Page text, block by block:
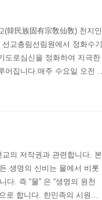
(韓民族固有宗敎仙敎) 천지인
교총림선림원에서 정화수기
도로심신을 정화하여 지극한
어집니다.매주 수요일 오전 1
) 합니다. * 아래 본문은 재단
의 저작권과 관련합니다. 본
생명의 신비는 물에서 비롯
. 즉 “물” 은 “생명의 원천
로 합니다. 한민족의 시원지